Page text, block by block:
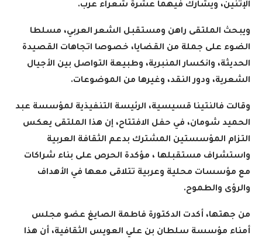
الإثنين، ويشارك فيهما عشرة شعراء عرب.
ويبحث الملتقى راهن ومستقبل الشعر العربي، مسلطا
الضوء على جملة من القضايا، خصوصا اتجاهات القصيدة
الحديثة، وانكسار المنبرية، وطبيعة التواصل بين الأجيال
الشعرية، ودور النقد، وغيرها من الموضوعات.
وقالت فالنتينا قسيسية، الرئيسة التنفيذية لمؤسسة عبد
الحميد شومان، في حفل الافتتاح، إن هذا الملتقى يعكس
التزام المؤسستين المشترك بدعم الثقافة العربية
واستشراف مستقبلها ، مؤكدة الحرص على بناء شراكات
مع مؤسسات محلية وعربية تتلاقى معها في الأهداف
والرؤى والطموح.
من جهتها، أكدت الدكتورة فاطمة الصايغ عضو مجلس
أمناء مؤسسة سلطان بن علي العويس الثقافية، أن هذا